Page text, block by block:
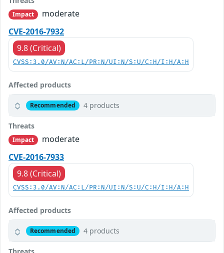
Impact
moderate
CVE-2016-7932
9.8 (Critical)
CVSS:3.0/AV:N/AC:L/PR:N/UI:N/S:U/C:H/I:H/A:H
Affected products
Recommended 4 products
Threats
Impact
moderate
CVE-2016-7933
9.8 (Critical)
CVSS:3.0/AV:N/AC:L/PR:N/UI:N/S:U/C:H/I:H/A:H
Affected products
Recommended 4 products